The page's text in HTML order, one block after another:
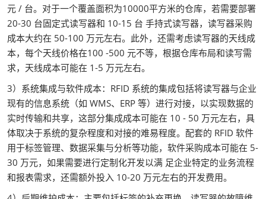
元 / 台。对于一个覆盖面积为10000平方米的仓库，若需要部署
20-30 台固定式读写器和 10-15 台 手持式读写器，读写器采购
成本大约在 50-100 万元左右。此外，还需考虑读写器的天线成
本，每个天线价格在100 -500 元不等，根据仓库布局和读写需
求，天线成本可能在 1-5 万元左右。
3）系统集成与软件成本：RFID 系统的集成包括将读写器与企业
现有的信息系统（如 WMS、ERP 等）进行对接，以实现数据的
实时传输和共享，这部分集成成本可能在 10 - 50 万元左右，具
体取决于系统的复杂程度和对接的难易程度。配套的 RFID 软件
用于标签管理、数据采集与分析等功能，软件采购成本可能在 5-
30 万元，如果需要进行定制化开发以满 足企业特定的业务流程
和报表需求，还需额外投入 10-20 万元左右的开发费用。